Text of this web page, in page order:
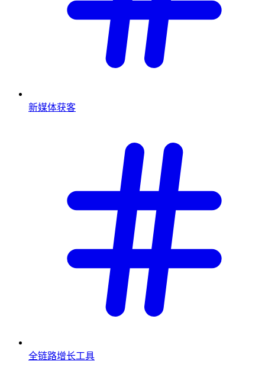
新媒体获客
全链路增长工具